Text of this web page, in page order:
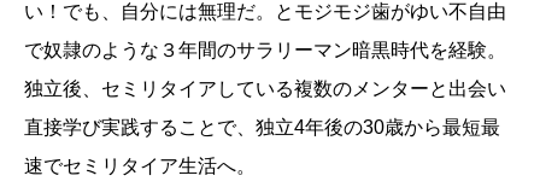
い！でも、自分には無理だ。とモジモジ歯がゆい不自由
で奴隷のような３年間のサラリーマン暗黒時代を経験。
独立後、セミリタイアしている複数のメンターと出会い
直接学び実践することで、独立4年後の30歳から最短最
速でセミリタイア生活へ。